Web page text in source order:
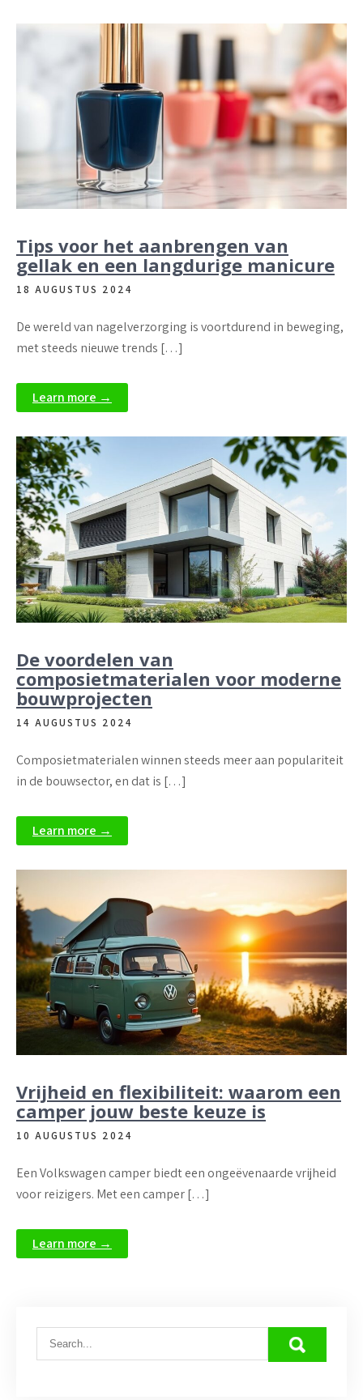
Tips voor het aanbrengen van
gellak en een langdurige manicure
18 AUGUSTUS 2024
De wereld van nagelverzorging is voortdurend in beweging,
met steeds nieuwe trends […]
Learn more →
De voordelen van
composietmaterialen voor moderne
bouwprojecten
14 AUGUSTUS 2024
Composietmaterialen winnen steeds meer aan populariteit
in de bouwsector, en dat is […]
Learn more →
Vrijheid en flexibiliteit: waarom een
camper jouw beste keuze is
10 AUGUSTUS 2024
Een Volkswagen camper biedt een ongeëvenaarde vrijheid
voor reizigers. Met een camper […]
Learn more →